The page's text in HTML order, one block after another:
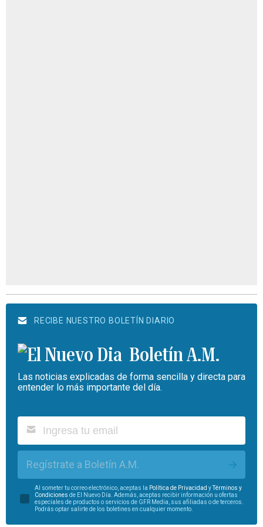
RECIBE NUESTRO BOLETÍN DIARIO
Boletín A.M.
Las noticias explicadas de forma sencilla y directa para
entender lo más importante del día.
Regístrate a Boletín A.M.
Al someter tu correo electrónico, aceptas la Política de Privacidad yTérminos y
Condiciones de El Nuevo Día. Además, aceptas recibir información u ofertas
especiales de productos o servicios de GFR Media, sus afiliadas o de terceros.
Podrás optar salirte de los boletines en cualquier momento.